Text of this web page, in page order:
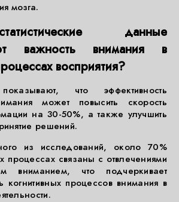
мозга.
данные
важность внимания в
восприятия?
что эффективность
может повысить скорость
на 30-50%, а также улучшить
решений.
из исследований, около 70%
процессах связаны с отвлечениями
вниманием, что подчеркивает
когнитивных процессов внимания в